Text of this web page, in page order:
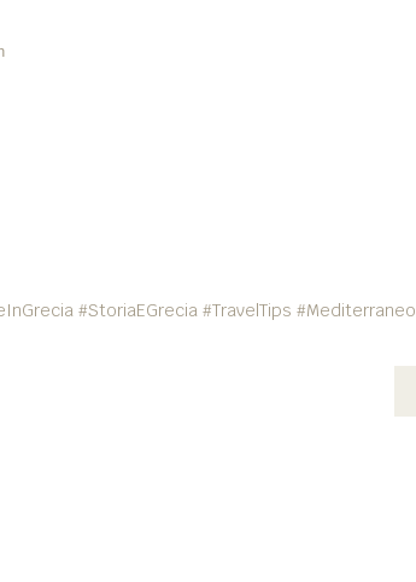
#StoriaEGrecia #TravelTips #Mediterraneo